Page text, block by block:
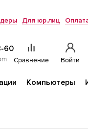
Для юр.лиц
60
Сравнение Войти
Компьютеры